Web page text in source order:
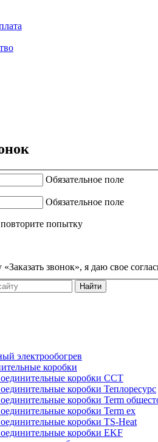
Обязательное поле
Обязательное поле
попытку
звонок», я даю свое
Найти
электрообогрев
коробки
коробки ССТ
коробки Теплоресурс
коробки Term
коробки Term ex
коробки TS-Heat
коробки EKF